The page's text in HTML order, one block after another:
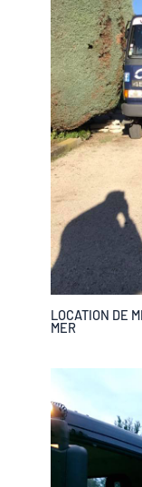
LOCATION DE
MER